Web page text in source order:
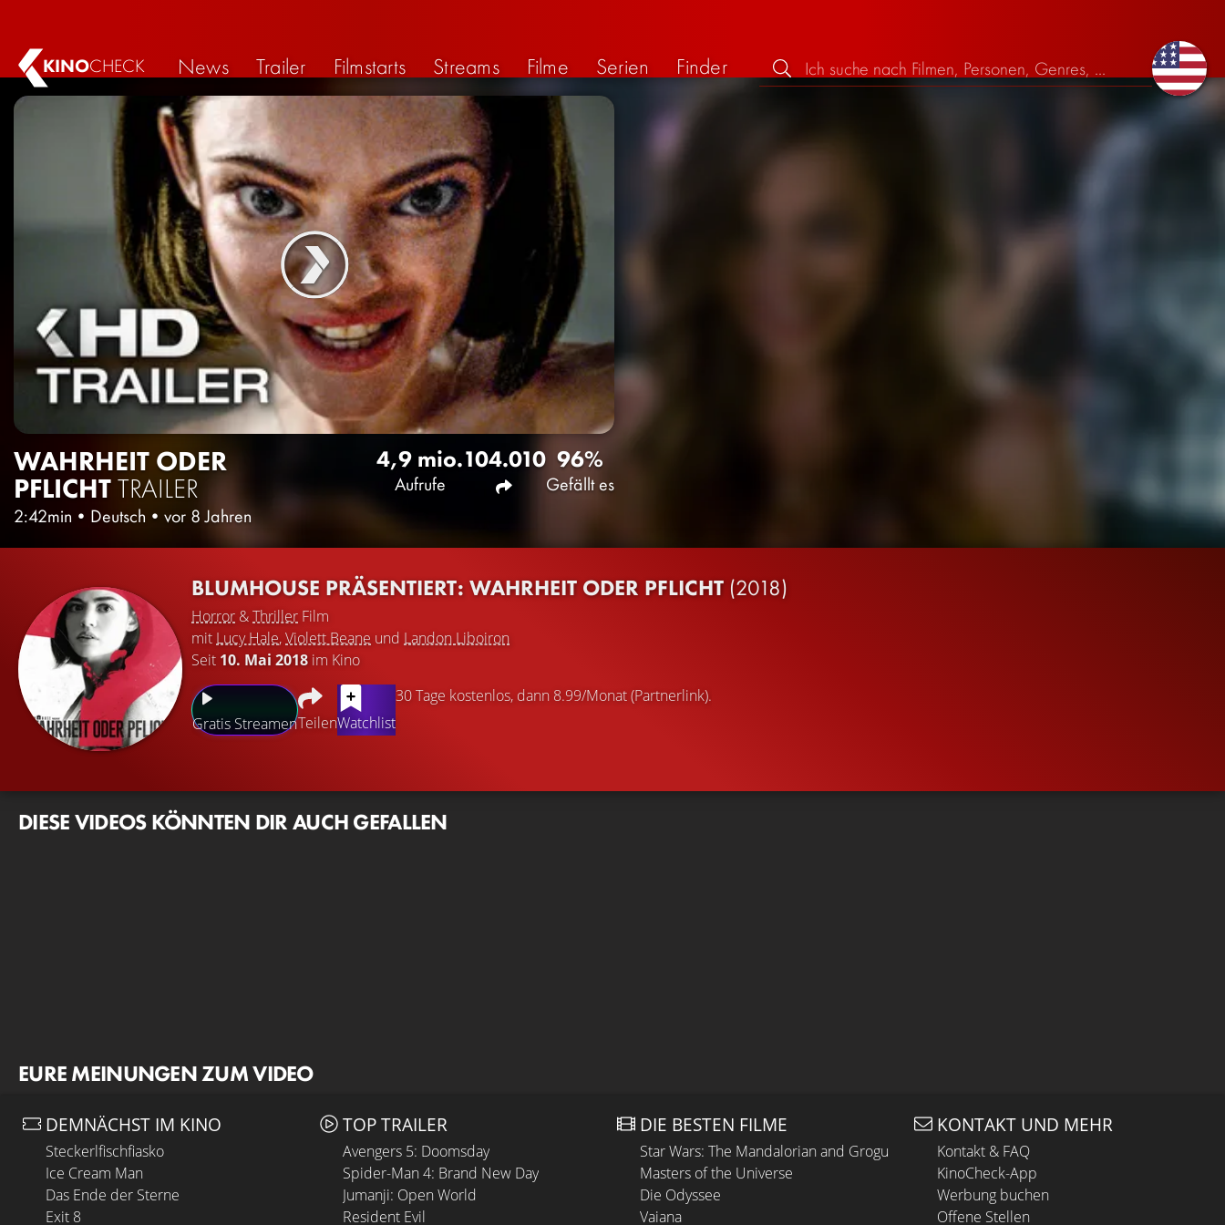
KINOCHECK News Trailer Filmstarts Streams Filme Serien Finder
WAHRHEIT ODER
PFLICHTTRAILER
2:42min • Deutsch • vor 8 Jahren
4,9 mio.
Aufrufe
104.010 96%
Gefällt es
BLUMHOUSE PRÄSENTIERT: WAHRHEIT ODER PFLICHT (2018)
Horror &Thriller Film
mit Lucy Hale,Violett Beane und Landon Liboiron
Seit 10. Mai 2018im Kino
Gratis StreamenTeilenWatchlist
30 Tage kostenlos, dann 8.99/Monat (Partnerlink).
DIESE VIDEOS KÖNNTEN DIR AUCH GEFALLEN
EURE MEINUNGEN ZUM VIDEO
DEMNÄCHST IM KINO
Steckerlfischfiasko
Ice Cream Man
Das Ende der Sterne
Exit 8
TOP TRAILER
Avengers 5: Doomsday
Spider-Man 4: Brand New Day
Jumanji: Open World
Resident Evil
DIE BESTEN FILME
Star Wars: The Mandalorian and Grogu
Masters of the Universe
Die Odyssee
Vaiana
KONTAKT UND MEHR
Kontakt & FAQ
KinoCheck-App
Werbung buchen
Offene Stellen